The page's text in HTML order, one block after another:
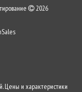
2026
Цены и характеристики